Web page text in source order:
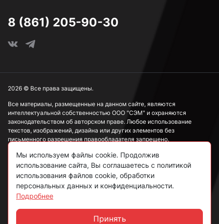
8 (861) 205-90-30
Все материалы, размещенные на данном сайте, являются
интеллектуальной собственностью ООО "СЭМ" и охраняются
законодательством об авторском праве. Любое использование
текстов, изображений, дизайна или других элементов без
письменного разрешения правообладателя запрещено.
Информация, представленная на сайте, носит исключительно
ознакомительный характер и не может рассматриваться как
публичная оферта в соответствии со ст. 437 ГК РФ.
Политика конфиденциальности
Согласие на обработку данных
2026 © Все права защищены.
Мы используем файлы cookie. Продолжив
использование сайта, Вы соглашаетесь с политикой
использования файлов cookie, обработки
персональных данных и конфиденциальности.
Подробнее
Принять